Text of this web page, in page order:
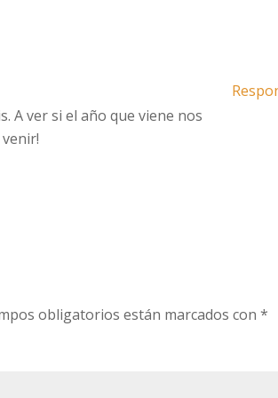
A ver si el año que viene nos
obligatorios están marcados con*